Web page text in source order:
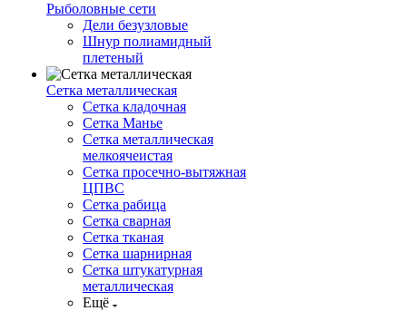
Рыболовные сети
Дели безузловые
Шнур полиамидный
плетеный
Сетка металлическая
Сетка кладочная
Сетка Манье
Сетка металлическая
мелкоячеистая
Сетка просечно-вытяжная
ЦПВС
Сетка рабица
Сетка сварная
Сетка тканая
Сетка шарнирная
Сетка штукатурная
металлическая
Ещё